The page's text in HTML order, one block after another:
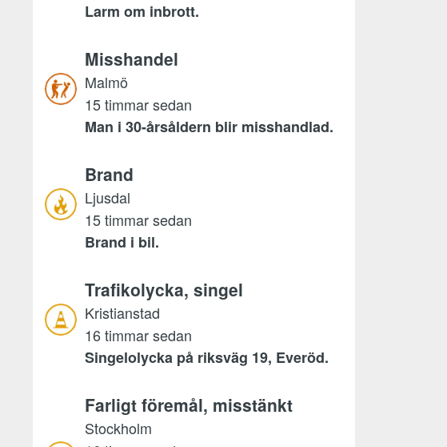
Larm om inbrott.
Misshandel
Malmö
15 timmar sedan
Man i 30-årsåldern blir misshandlad.
Brand
Ljusdal
15 timmar sedan
Brand i bil.
Trafikolycka, singel
Kristianstad
16 timmar sedan
Singelolycka på riksväg 19, Everöd.
Farligt föremål, misstänkt
Stockholm